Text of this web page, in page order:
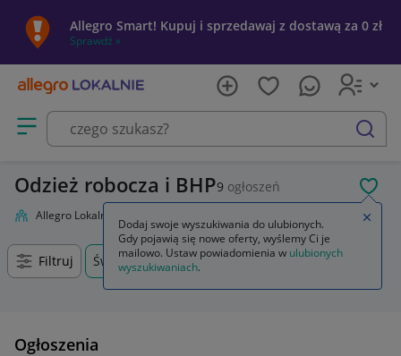
Allegro Smart! Kupuj i sprzedawaj z dostawą za 0 zł
Sprawdź »
Otwórz menu z kategoriami
szukaj
Odzież robocza i BHP9 ogłoszeń
Allegro Lokalnie Odzież robocza i BHP
Filtruj Świebodzin, Lubuskie, +0 km
Ogłoszenia
Dodaj swoje wyszukiwania do ulubionych.
Gdy pojawią się nowe oferty, wyślemy Ci je
mailowo. Ustaw powiadomienia w ulubionych
wyszukiwaniach.